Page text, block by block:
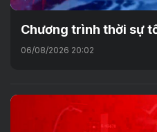
Chương trình thời sự
06/08/2026 20:02